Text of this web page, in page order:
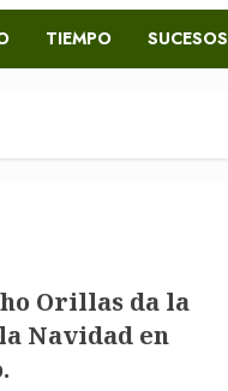
TIEMPO SUCESOS
Orillas da la
Navidad en